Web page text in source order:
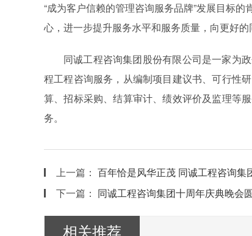
“成为客户信赖的管理咨询服务品牌”发展目标
心，进一步提升服务水平和服务质量，向更好
同诚工程咨询集团股份有限公司是一家为
程工程咨询服务，从编制项目建议书、可行性
算、招标采购、结算审计、绩效评价及监理等
务。
上一篇： 百年恰是风华正茂 同诚工程咨询集
下一篇： 同诚工程咨询集团十周年庆典晚会
相关推荐